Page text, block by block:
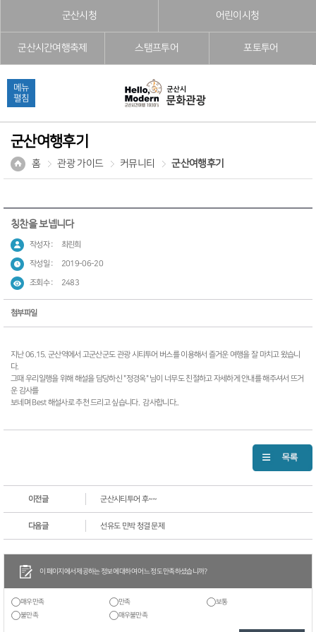
군산시청 어린이시청
군산시간여행축제 스탬프투어 포토투어
메뉴
펼침
군산여행후기
홈 관광 가이드 커뮤니티 군산여행후기
칭찬을 보넵니다
작성자 : 최린희
작성일 : 2019-06-20
조회수 : 2483
첨부파일
지난 06.15. 군산역에서 고군산군도 관광 시티투어 버스를 이용해서 즐거운 여행을 잘 마치고 왔습니
다.
그때 우리일행을 위해 해설을 담당하신 "정경옥" 님이 너무도 친절하고 자세하게 안내를 해주셔서 뜨거
운 감사를
보네며 Best 해설사로 추천 드리고 싶습니다. 감사합니다..
이전글 군산시티투어 후~~
다음글 선유도 민박 청결 문제
이 페이지에서 제공하는 정보에 대하여 어느 정도 만족하셨습니까?
매우만족 만족
보통
불만족
매우불만족